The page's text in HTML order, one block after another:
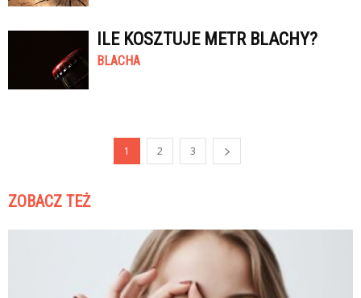
ILE KOSZTUJE METR BLACHY?
BLACHA
1 2 3
ZOBACZ TEŻ